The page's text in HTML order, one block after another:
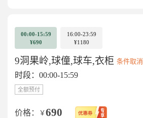
00:00-15:59
¥690
16:00-23:59
¥1180
9洞果岭,球僮,球车,衣柜 条件取消
时段：00:00-15:59
全额预付
价格： ￥690